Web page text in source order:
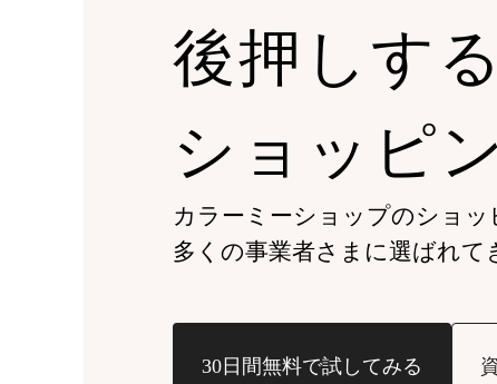
後押しする
ショッピ
カラーミーショップのショッ
多くの事業者さまに選ばれて
30日間無料で試してみる